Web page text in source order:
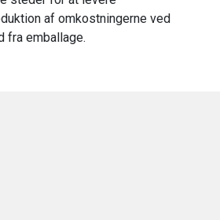
af omkostningerne ved
fra emballage.